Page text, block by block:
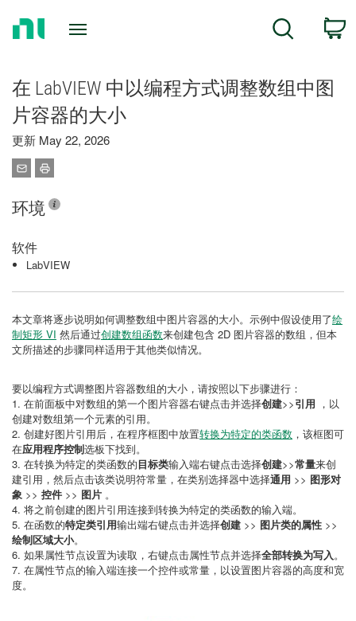
Search
在 LabVIEW 中以编程方式调整数组中图
片容器的大小
更新 May 22, 2026
环境
软件
LabVIEW
本文章将逐步说明如何调整数组中图片容器的大小。示例中假设使用了绘
制矩形 VI 然后通过创建数组函数来创建包含 2D 图片容器的数组，但本
文所描述的步骤同样适用于其他类似情况。
要以编程方式调整图片容器数组的大小，请按照以下步骤进行：
1. 在前面板中对数组的第一个图片容器右键点击并选择创建>>引用 ，以
创建对数组第一个元素的引用。
2. 创建好图片引用后，在程序框图中放置转换为特定的类函数 ，该框图可
在应用程序控制选板下找到。
3. 在转换为特定的类函数的目标类输入端右键点击选择创建>>常量来创
建引用，然后点击该类说明符常量，在类别选择器中选择通用 >> 图形对
象 >> 控件 >> 图片 。
4. 将之前创建的图片引用连接到转换为特定的类函数的输入端。
5. 在函数的特定类引用输出端右键点击并选择创建 >> 图片类的属性 >>
绘制区域大小。
6. 如果属性节点设置为读取，右键点击属性节点并选择全部转换为写入。
7. 在属性节点的输入端连接一个控件或常量，以设置图片容器的高度和宽
度。